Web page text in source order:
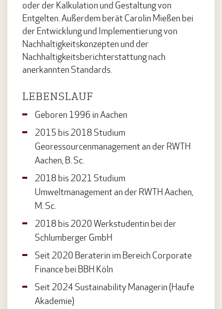
oder der Kalkulation und Gestaltung von
Entgelten. Außerdem berät Carolin Mießen bei
der Entwicklung und Implementierung von
Nachhaltigkeitskonzepten und der
Nachhaltigkeitsberichterstattung nach
anerkannten Standards.
LEBENSLAUF
Geboren 1996 in Aachen
2015 bis 2018 Studium
Georessourcenmanagement an der RWTH
Aachen, B. Sc.
2018 bis 2021 Studium
Umweltmanagement an der RWTH Aachen,
M. Sc.
2018 bis 2020 Werkstudentin bei der
Schlumberger GmbH
Seit 2020 Beraterin im Bereich Corporate
Finance bei BBH Köln
Seit 2024 Sustainability Managerin (Haufe
Akademie)